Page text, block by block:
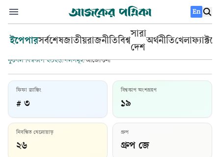
En
ইপেপারসর্বশেষজাতীয়রাজনীতিবিশ্ব
সারা
দেশ
অর্থনীতিখেলা
ফুটবল বিশ্বকাপ ২০২৬/দলসমূহ/আর্জেন্টিনা
আর্জেন্টিনা
ফিফা র‍্যাঙ্কিং
# ৩
বিশ্বকাপ অংশগ্রহণ
১৯
নিবন্ধিত খেলোয়াড়
২৬
গ্রুপ
গ্রুপ জে